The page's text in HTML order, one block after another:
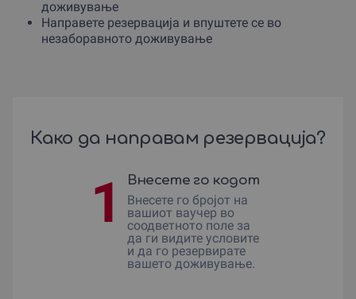
доживување
Направете резервација и впуштете се во
незаборавното доживување
Како да направам резервација?
1
Внесете го кодот
Внесете го бројот на
вашиот ваучер во
соодветното поле за
да ги видите условите
и да го резервирате
вашето доживување.